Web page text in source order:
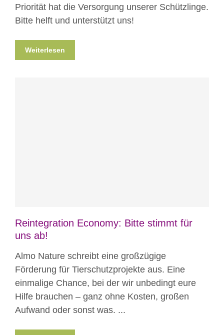
Priorität hat die Versorgung unserer Schützlinge.
Bitte helft und unterstützt uns!
Weiterlesen
Reintegration Economy: Bitte stimmt für
uns ab!
Almo Nature schreibt eine großzügige
Förderung für Tierschutzprojekte aus. Eine
einmalige Chance, bei der wir unbedingt eure
Hilfe brauchen – ganz ohne Kosten, großen
Aufwand oder sonst was. ...